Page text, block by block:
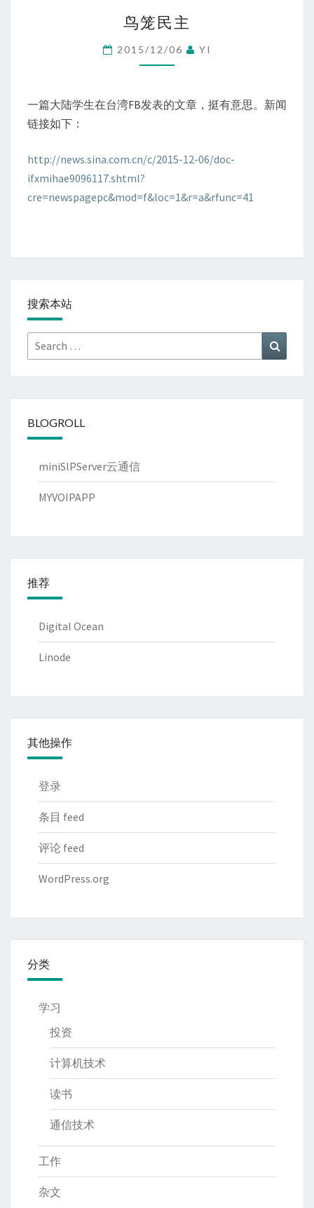
笼
民
主
鸟笼民主
2015/12/06 YI
一篇大陆学生在台湾FB发表的文章，挺有意思。新闻
链接如下：
http://news.sina.com.cn/c/2015-12-06/doc-
ifxmihae9096117.shtml?
cre=newspagepc&mod=f&loc=1&r=a&rfunc=41
搜索本站
Search
for:
BLOGROLL
miniSIPServer云通信
MYVOIPAPP
推荐
Digital Ocean
Linode
其他操作
登录
条目 feed
评论 feed
WordPress.org
分类
学习
投资
计算机技术
读书
通信技术
工作
杂文